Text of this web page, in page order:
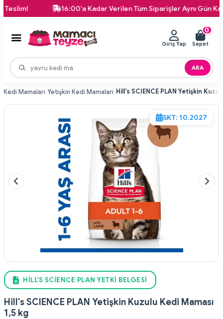
16:00'a Kadar Verilen Tüm Siparişler Aynı Gün Kargoda!
ARA
Giriş Yap
0
Sepet
Kedi Mamaları Yetişkin Kedi Mamaları
SKT: 10.2027
HILL'S SCIENCE PLAN YETKI BELGESI
Hill's SCIENCE PLAN Yetişkin Kuzulu Kedi Maması
1,5 kg